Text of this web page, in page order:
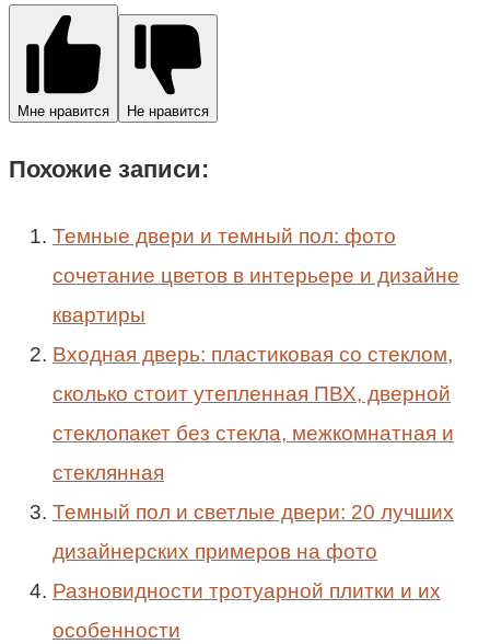
Мне нравится Не нравится
Похожие записи:
Темные двери и темный пол: фото
сочетание цветов в интерьере и дизайне
квартиры
Входная дверь: пластиковая со стеклом,
сколько стоит утепленная ПВХ, дверной
стеклопакет без стекла, межкомнатная и
стеклянная
Темный пол и светлые двери: 20 лучших
дизайнерских примеров на фото
Разновидности тротуарной плитки и их
особенности